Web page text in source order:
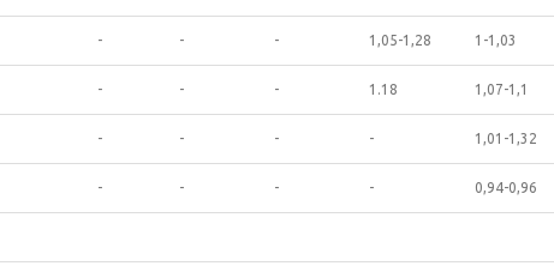
- - - 1,05-1,28 1-1,03
- - - 1.18 1,07-1,1
- - - - 1,01-1,32
- - - - 0,94-0,96